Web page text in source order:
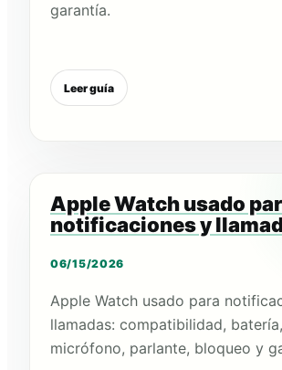
garantía.
Leer guía
Apple Watch usado
notificaciones y
06/15/2026
Apple Watch usado para
llamadas: compatibilidad,
micrófono, parlante, bloqueo y